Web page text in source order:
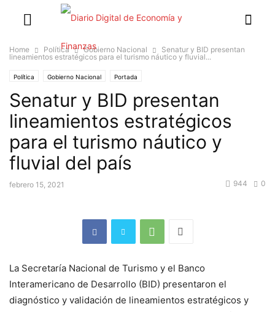
Home Política Gobierno Nacional
Senatur y BID presentan
lineamientos estratégicos para el turismo náutico y fluvial...
Política Gobierno Nacional Portada
Senatur y BID presentan
lineamientos estratégicos
para el turismo náutico y
fluvial del país
febrero 15, 2021 0
944
La Secretaría Nacional de Turismo y el Banco
Interamericano de Desarrollo (BID) presentaron el
diagnóstico y validación de lineamientos estratégicos y